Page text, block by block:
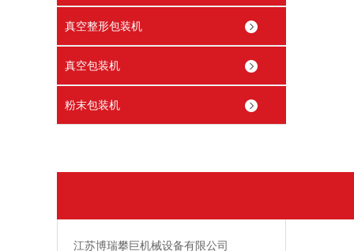
真空整形包装机
真空包装机
粉末包装机
江苏博瑞攀巨机械设备有限公司